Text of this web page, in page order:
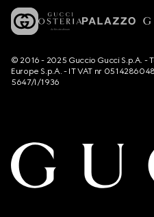
© 2016 - 2025 Guccio Gucci S.p.A. -
Europe S.p.A. - IT VAT nr
5647/I/1936